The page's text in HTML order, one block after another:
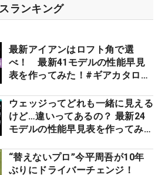
ランキング
最新アイアンはロフト角で選
べ！ 最新41モデルの性能早見
表を作ってみた！#ギアカタログ
ウェッジってどれも一緒に見える
けど…違いってあるの？ 最新24
モデルの性能早見表を作ってみ
“替えないプロ”今平周吾が10年
ぶりにドライバーチェンジ！